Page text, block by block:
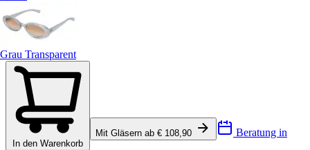
Grau Transparent
In den Warenkorb
Mit Gläsern ab € 108,90 Beratung in